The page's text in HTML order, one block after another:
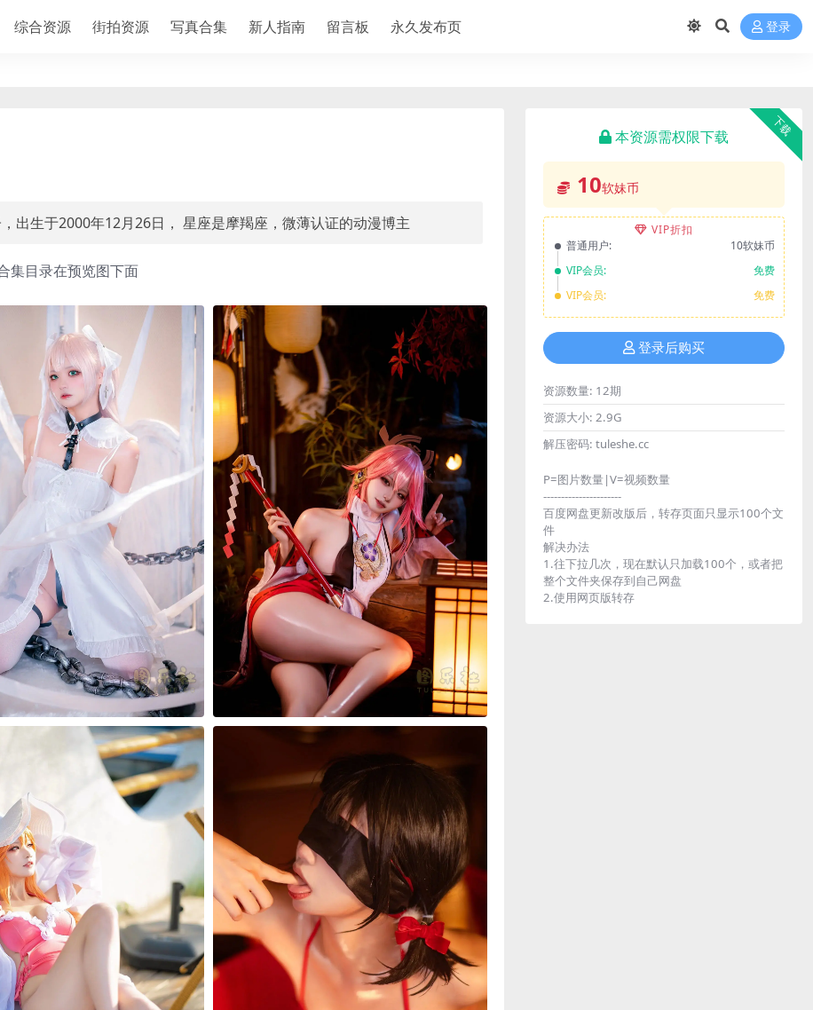
综合资源 街拍资源 写真合集 新人指南 留言板 永久发布页 登录
出生于2000年12月26日， 星座是摩羯座，微薄认证的动漫博主
集目录在预览图下面
下载
本资源需权限下载
10软妹币
VIP折扣
普通用户:
10软妹币
VIP会员:
免费
VIP会员:
免费
登录后购买
资源数量: 12期
资源大小: 2.9G
解压密码: tuleshe.cc
P=图片数量|V=视频数量
----------------------
百度网盘更新改版后，转存页面只显示100个文
件
解决办法
1.往下拉几次，现在默认只加载100个，或者把
整个文件夹保存到自己网盘
2.使用网页版转存